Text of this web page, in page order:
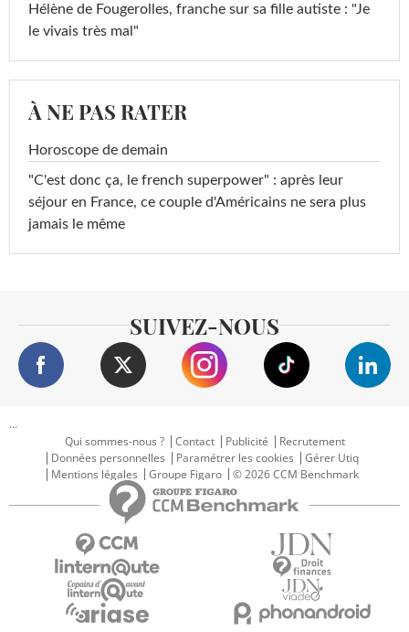
Hélène de Fougerolles, franche sur sa fille autiste : "Je
le vivais très mal"
À NE PAS RATER
Horoscope de demain
"C'est donc ça, le french superpower" : après leur
séjour en France, ce couple d'Américains ne sera plus
jamais le même
SUIVEZ-NOUS
...
Qui sommes-nous ?
Contact Publicité
Recrutement
Données personnelles
Paramétrer les cookies
Gérer Utiq
Mentions légales
Groupe Figaro © 2026 CCM Benchmark